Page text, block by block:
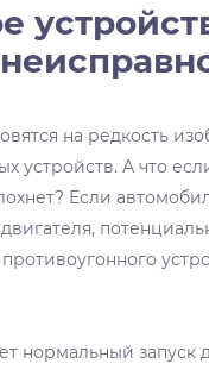
на редкость
устройств. А что
Если
нормальный запуск